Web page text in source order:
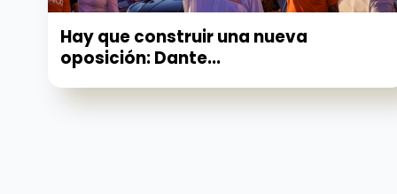
Hay que construir una nueva
oposición: Dante...